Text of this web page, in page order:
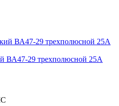
ВА47-29 трехполюсной 25А